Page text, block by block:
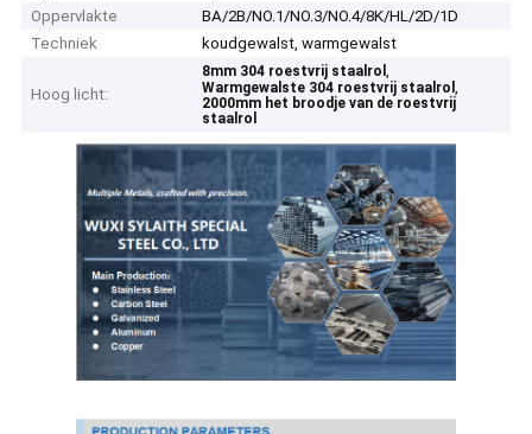
Oppervlakte
BA/2B/NO.1/NO.3/NO.4/8K/HL/2D/1D
Techniek
koudgewalst, warmgewalst
Hoog licht:
8mm 304 roestvrij staalrol,
Warmgewalste 304 roestvrij staalrol,
2000mm het broodje van de roestvrij
staalrol